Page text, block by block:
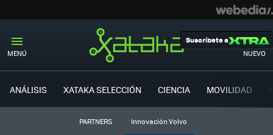
MENÚ NUEVO
Suscríbete a
ANÁLISIS XATAKA SELECCIÓN CIENCIA MOVILIDAD
PARTNERS Innovación Volvo